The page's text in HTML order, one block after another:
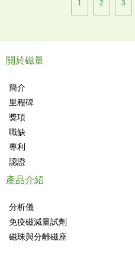
1 2 3
關於磁量
簡介
里程碑
獎項
職缺
專利
認證
產品介紹
分析儀
免疫磁減量試劑
磁珠與分離磁座